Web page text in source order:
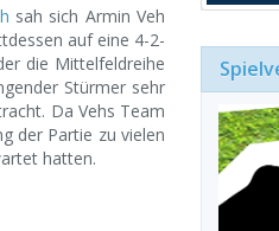
sah sich Armin Veh
auf eine 4-2-
die Mittelfeldreihe
Stürmer sehr
Da Vehs Team
der Partie zu vielen
hatten.